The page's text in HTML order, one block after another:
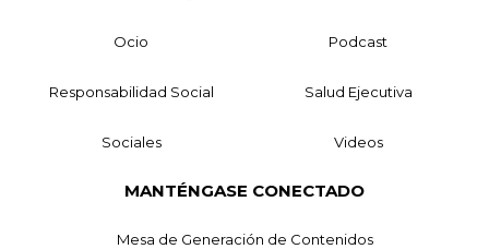
Ocio Podcast
Responsabilidad Social Salud Ejecutiva
Sociales Videos
MANTÉNGASE CONECTADO
Mesa de Generación de Contenidos